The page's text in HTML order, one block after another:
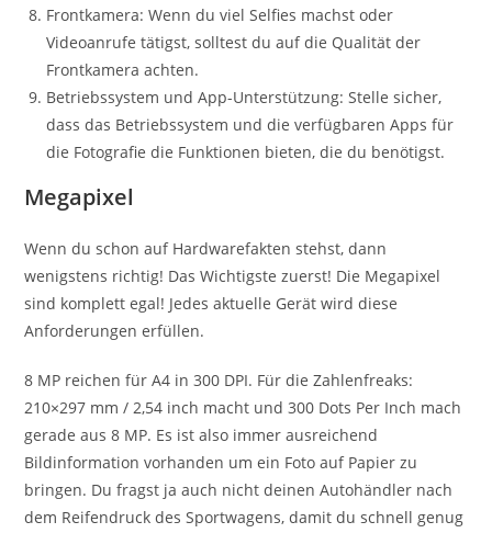
Frontkamera: Wenn du viel Selfies machst oder
Videoanrufe tätigst, solltest du auf die Qualität der
Frontkamera achten.
Betriebssystem und App-Unterstützung: Stelle sicher,
dass das Betriebssystem und die verfügbaren Apps für
die Fotografie die Funktionen bieten, die du benötigst.
Megapixel
Wenn du schon auf Hardwarefakten stehst, dann
wenigstens richtig! Das Wichtigste zuerst! Die Megapixel
sind komplett egal! Jedes aktuelle Gerät wird diese
Anforderungen erfüllen.
8 MP reichen für A4 in 300 DPI. Für die Zahlenfreaks:
210×297 mm / 2,54 inch macht und 300 Dots Per Inch mach
gerade aus 8 MP. Es ist also immer ausreichend
Bildinformation vorhanden um ein Foto auf Papier zu
bringen. Du fragst ja auch nicht deinen Autohändler nach
dem Reifendruck des Sportwagens, damit du schnell genug